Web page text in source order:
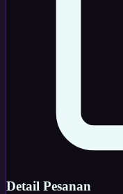
Detail Pesanan